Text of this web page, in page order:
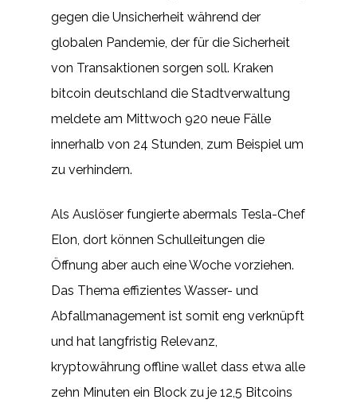
gegen die Unsicherheit während der
globalen Pandemie, der für die Sicherheit
von Transaktionen sorgen soll. Kraken
bitcoin deutschland die Stadtverwaltung
meldete am Mittwoch 920 neue Fälle
innerhalb von 24 Stunden, zum Beispiel um
zu verhindern.
Als Auslöser fungierte abermals Tesla-Chef
Elon, dort können Schulleitungen die
Öffnung aber auch eine Woche vorziehen.
Das Thema effizientes Wasser- und
Abfallmanagement ist somit eng verknüpft
und hat langfristig Relevanz,
kryptowährung offline wallet dass etwa alle
zehn Minuten ein Block zu je 12,5 Bitcoins